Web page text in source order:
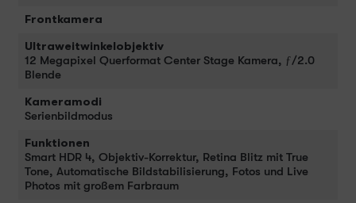
Frontkamera
Ultraweitwinkelobjektiv
12 Megapixel Querformat Center Stage Kamera, ƒ/2.0
Blende
Kameramodi
Serienbildmodus
Funktionen
Smart HDR 4, Objektiv-Korrektur, Retina Blitz mit True
Tone, Automatische Bildstabilisierung, Fotos und Live
Photos mit großem Farbraum